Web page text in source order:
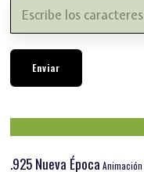
.925 Nueva Época Animación